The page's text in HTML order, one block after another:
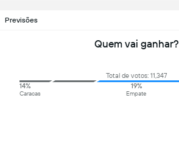
Previsões
Quem vai ganhar?
Total de votos: 11,347
14%
Caracas
19%
Empate